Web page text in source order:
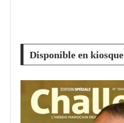
Disponible en kiosque